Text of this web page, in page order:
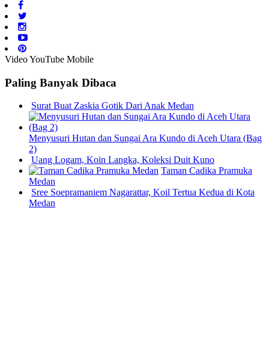
Video YouTube Mobile
Paling Banyak Dibaca
Surat Buat Zaskia Gotik Dari Anak Medan
Menyusuri Hutan dan Sungai Ara Kundo di Aceh Utara (Bag
2)
Uang Logam, Koin Langka, Koleksi Duit Kuno
Taman Cadika Pramuka
Medan
Sree Soepramaniem Nagarattar, Koil Tertua Kedua di Kota
Medan